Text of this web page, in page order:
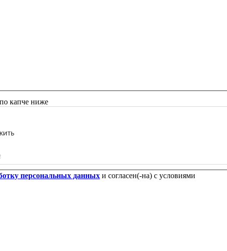
капче ниже
персональных данных и согласен(-на) с условиями